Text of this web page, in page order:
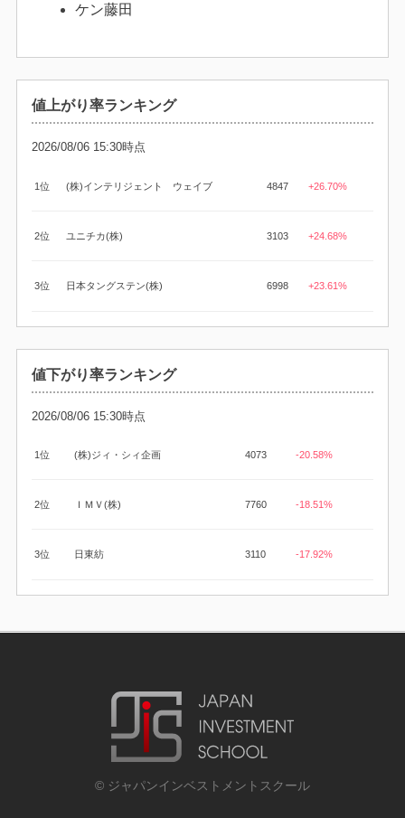
ケン藤田
値上がり率ランキング
2026/08/06 15:30時点
1位 (株)インテリジェント ウェイブ 4847 +26.70%
2位 ユニチカ(株) 3103 +24.68%
3位 日本タングステン(株) 6998 +23.61%
値下がり率ランキング
2026/08/06 15:30時点
1位 (株)ジィ・シィ企画 4073 -20.58%
2位 ＩＭＶ(株) 7760 -18.51%
3位 日東紡 3110 -17.92%
© ジャパンインベストメントスクール